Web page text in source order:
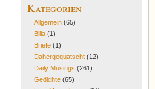
Kategorien
Allgemein(65)
Billa(1)
Briefe(1)
Dahergequatscht(12)
Daily Musings (261)
Gedichte(65)